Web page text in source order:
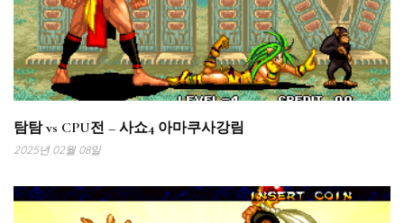
탐탐 vs CPU전 – 사쇼4 아마쿠사강림
2025년 02월 08일